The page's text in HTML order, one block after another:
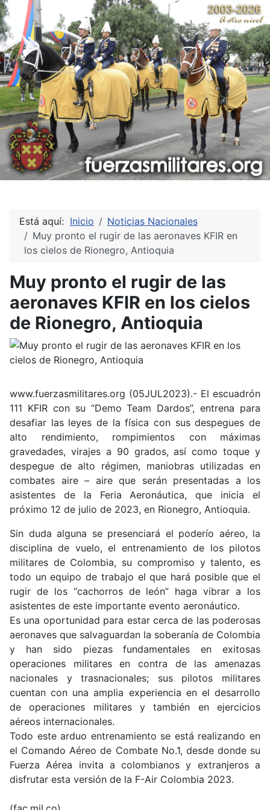
Está aquí: Inicio
Noticias Nacionales
Muy pronto el rugir de las aeronaves KFIR en
los cielos de Rionegro, Antioquia
Muy pronto el rugir de las
aeronaves KFIR en los cielos
de Rionegro, Antioquia
www.fuerzasmilitares.org (05JUL2023).- El escuadrón
111 KFIR con su “Demo Team Dardos”, entrena para
desafiar las leyes de la física con sus despegues de
alto rendimiento, rompimientos con máximas
gravedades, virajes a 90 grados, así como toque y
despegue de alto régimen, maniobras utilizadas en
combates aire – aire que serán presentadas a los
asistentes de la Feria Aeronáutica, que inicia el
próximo 12 de julio de 2023, en Rionegro, Antioquia.
Sin duda alguna se presenciará el poderío aéreo, la
disciplina de vuelo, el entrenamiento de los pilotos
militares de Colombia, su compromiso y talento, es
todo un equipo de trabajo el que hará posible que el
rugir de los “cachorros de león” haga vibrar a los
asistentes de este importante evento aeronáutico.
Es una oportunidad para estar cerca de las poderosas
aeronaves que salvaguardan la soberanía de Colombia
y han sido piezas fundamentales en exitosas
operaciones militares en contra de las amenazas
nacionales y trasnacionales; sus pilotos militares
cuentan con una amplia experiencia en el desarrollo
de operaciones militares y también en ejercicios
aéreos internacionales.
Todo este arduo entrenamiento se está realizando en
el Comando Aéreo de Combate No.1, desde donde su
Fuerza Aérea invita a colombianos y extranjeros a
disfrutar esta versión de la F-Air Colombia 2023.